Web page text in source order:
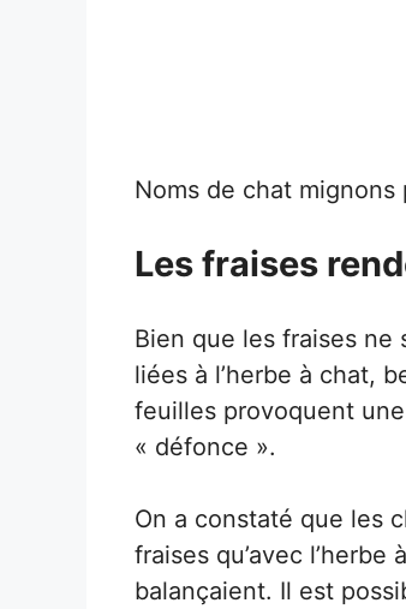
Noms de chat mignons
Les fraises
Bien que les fraises
liées à l’herbe à chat,
feuilles provoquent
« défonce ».
On a constaté que les
fraises qu’avec
balançaient. Il est